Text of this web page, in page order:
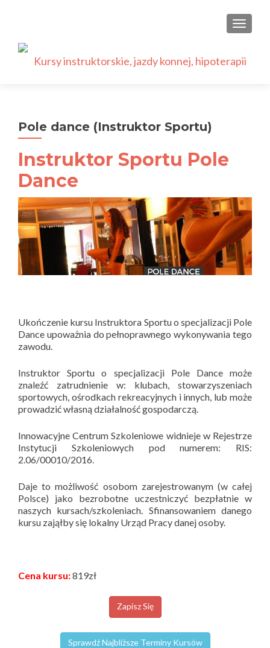
Pole dance (Instruktor Sportu)
Instruktor Sportu Pole
Dance
Ukończenie kursu Instruktora Sportu o specjalizacji Pole
Dance upoważnia do pełnoprawnego wykonywania tego
zawodu.
Instruktor Sportu o specjalizacji Pole Dance może
znaleźć zatrudnienie w: klubach, stowarzyszeniach
sportowych, ośrodkach rekreacyjnych i innych, lub może
prowadzić własną działalność gospodarczą.
Innowacyjne Centrum Szkoleniowe widnieje w Rejestrze
Instytucji Szkoleniowych pod numerem: RIS:
2.06/00010/2016.
Daje to możliwość osobom zarejestrowanym (w całej
Polsce) jako bezrobotne uczestniczyć bezpłatnie w
naszych kursach/szkoleniach. Sfinansowaniem danego
kursu zająłby się lokalny Urząd Pracy danej osoby.
Cena kursu:819zł
Zapisz Się
Sprawdź Najbliższe Terminy Kursów